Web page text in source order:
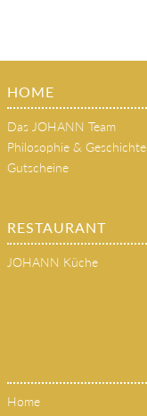
HOME
Das JOHANN Team
Philosophie & Geschichte
Gutscheine
RESTAURANT
JOHANN Küche
Home